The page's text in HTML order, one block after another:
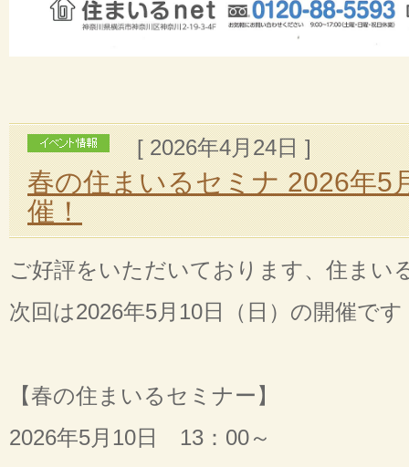
[ 2026年4月24日 ]
春の住まいるセミナ 2026年5
催！
ご好評をいただいております、住まい
次回は2026年5月10日（日）の開催です
【春の住まいるセミナー】
2026年5月10日 13：00～